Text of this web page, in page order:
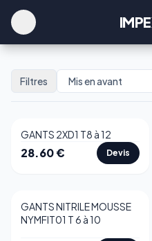
Filtres
GANTS 2XD1 T8 à 12
28.60€ Devis
GANTS NITRILE MOUSSE
NYMFIT01 T 6 à 10